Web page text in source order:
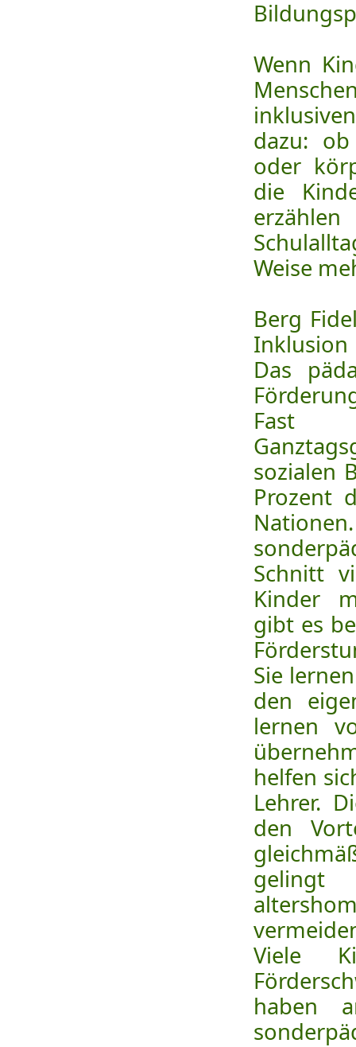
Wenn
dazu:
oder
die
Weise
Berg
Inklusion
Das
Fast
sozialen
Prozent
Schnitt
Kinder
gibt es
Sie
den
lernen
helfen
Lehrer.
den
Viele
haben